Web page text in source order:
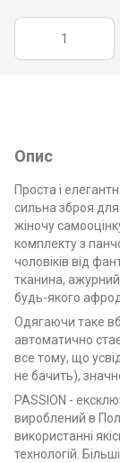
Опис
Проста і
сильна зброя
жіночу
комплекту з
чоловіків від
тканина,
будь-якого
Одягаючи таке
автоматично
все тому, що
не бачить),
PASSION -
вироблений в
використанні
технологій.